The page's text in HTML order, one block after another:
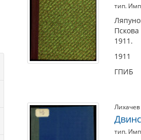
тип.
1911.
1911
ГПИБ
тип.